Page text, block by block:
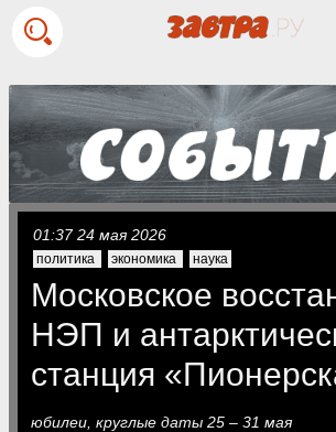
01:37 24 мая 2026
политика экономика наука
Московское
НЭП и
станция
юбилеи, круглые даты 25 – 31 мая